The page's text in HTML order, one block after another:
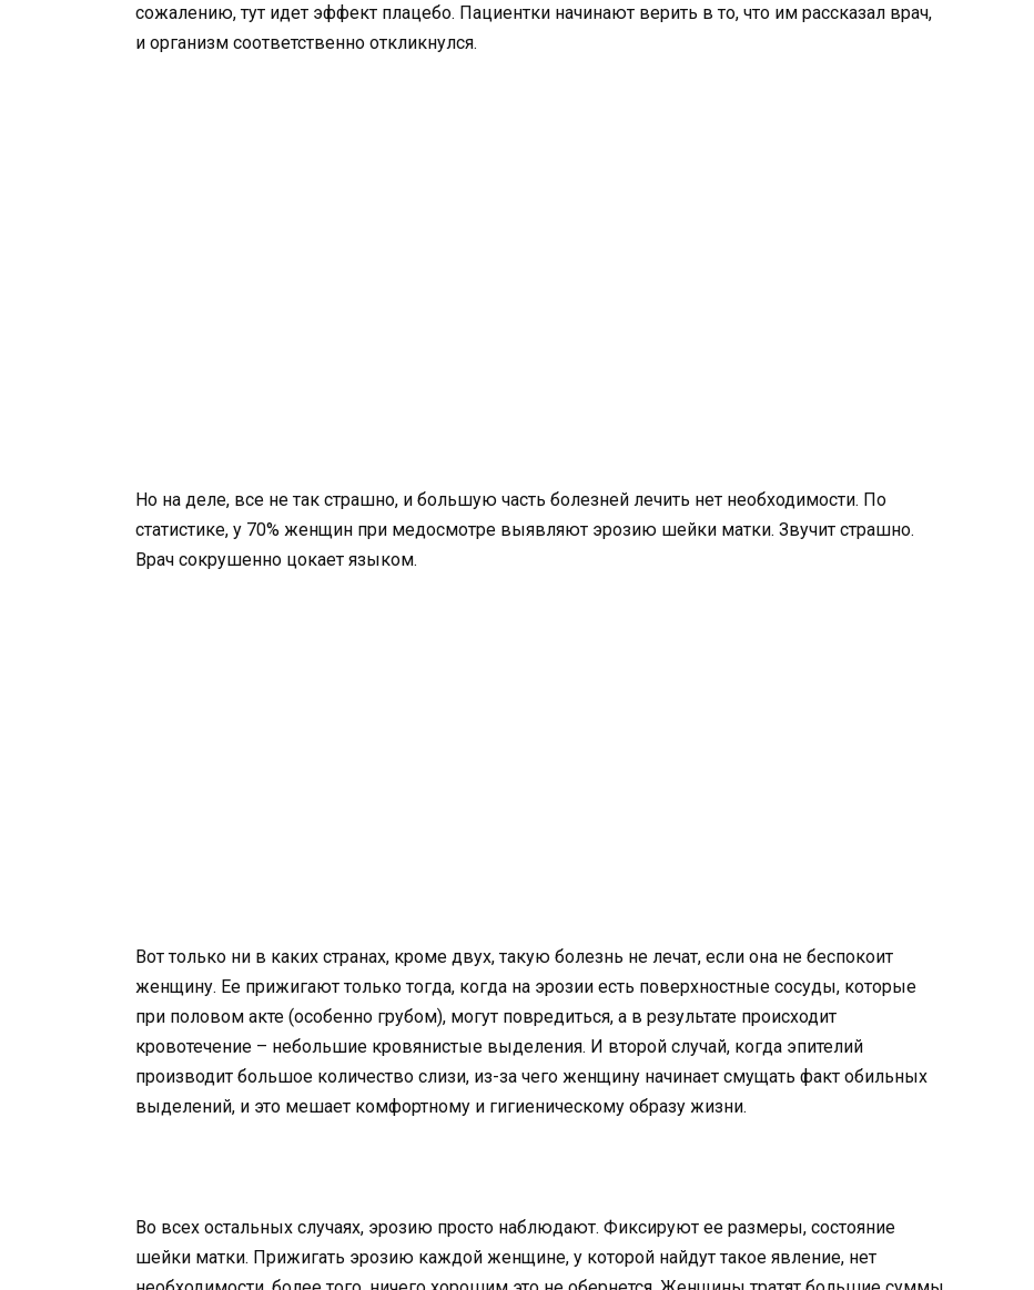
сожалению, тут идет эффект плацебо. Пациентки начинают верить в то, что им рассказал врач,
и организм соответственно откликнулся.
Но на деле, все не так страшно, и большую часть болезней лечить нет необходимости. По
статистике, у 70% женщин при медосмотре выявляют эрозию шейки матки. Звучит страшно.
Врач сокрушенно цокает языком.
Вот только ни в каких странах, кроме двух, такую болезнь не лечат, если она не беспокоит
женщину. Ее прижигают только тогда, когда на эрозии есть поверхностные сосуды, которые
при половом акте (особенно грубом), могут повредиться, а в результате происходит
кровотечение – небольшие кровянистые выделения. И второй случай, когда эпителий
производит большое количество слизи, из-за чего женщину начинает смущать факт обильных
выделений, и это мешает комфортному и гигиеническому образу жизни.
Во всех остальных случаях, эрозию просто наблюдают. Фиксируют ее размеры, состояние
шейки матки. Прижигать эрозию каждой женщине, у которой найдут такое явление, нет